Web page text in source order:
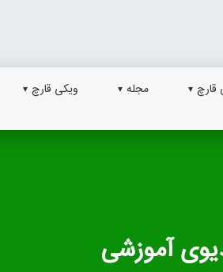
قارچ مجله ویکی قارچ
آموزشی